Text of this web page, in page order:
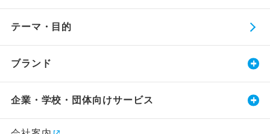
テーマ・目的
ブランド
企業・学校・団体向けサービス